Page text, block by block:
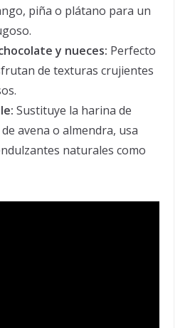
piña o plátano para un
y nueces: Perfecto
de texturas crujientes
Sustituye la harina de
avena o almendra, usa
naturales como